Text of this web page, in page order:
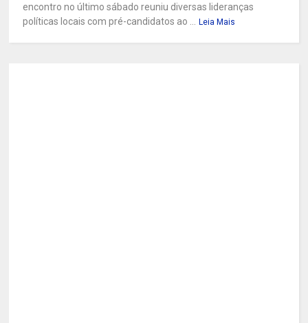
encontro no último sábado reuniu diversas lideranças
políticas locais com pré-candidatos ao ...
Leia Mais